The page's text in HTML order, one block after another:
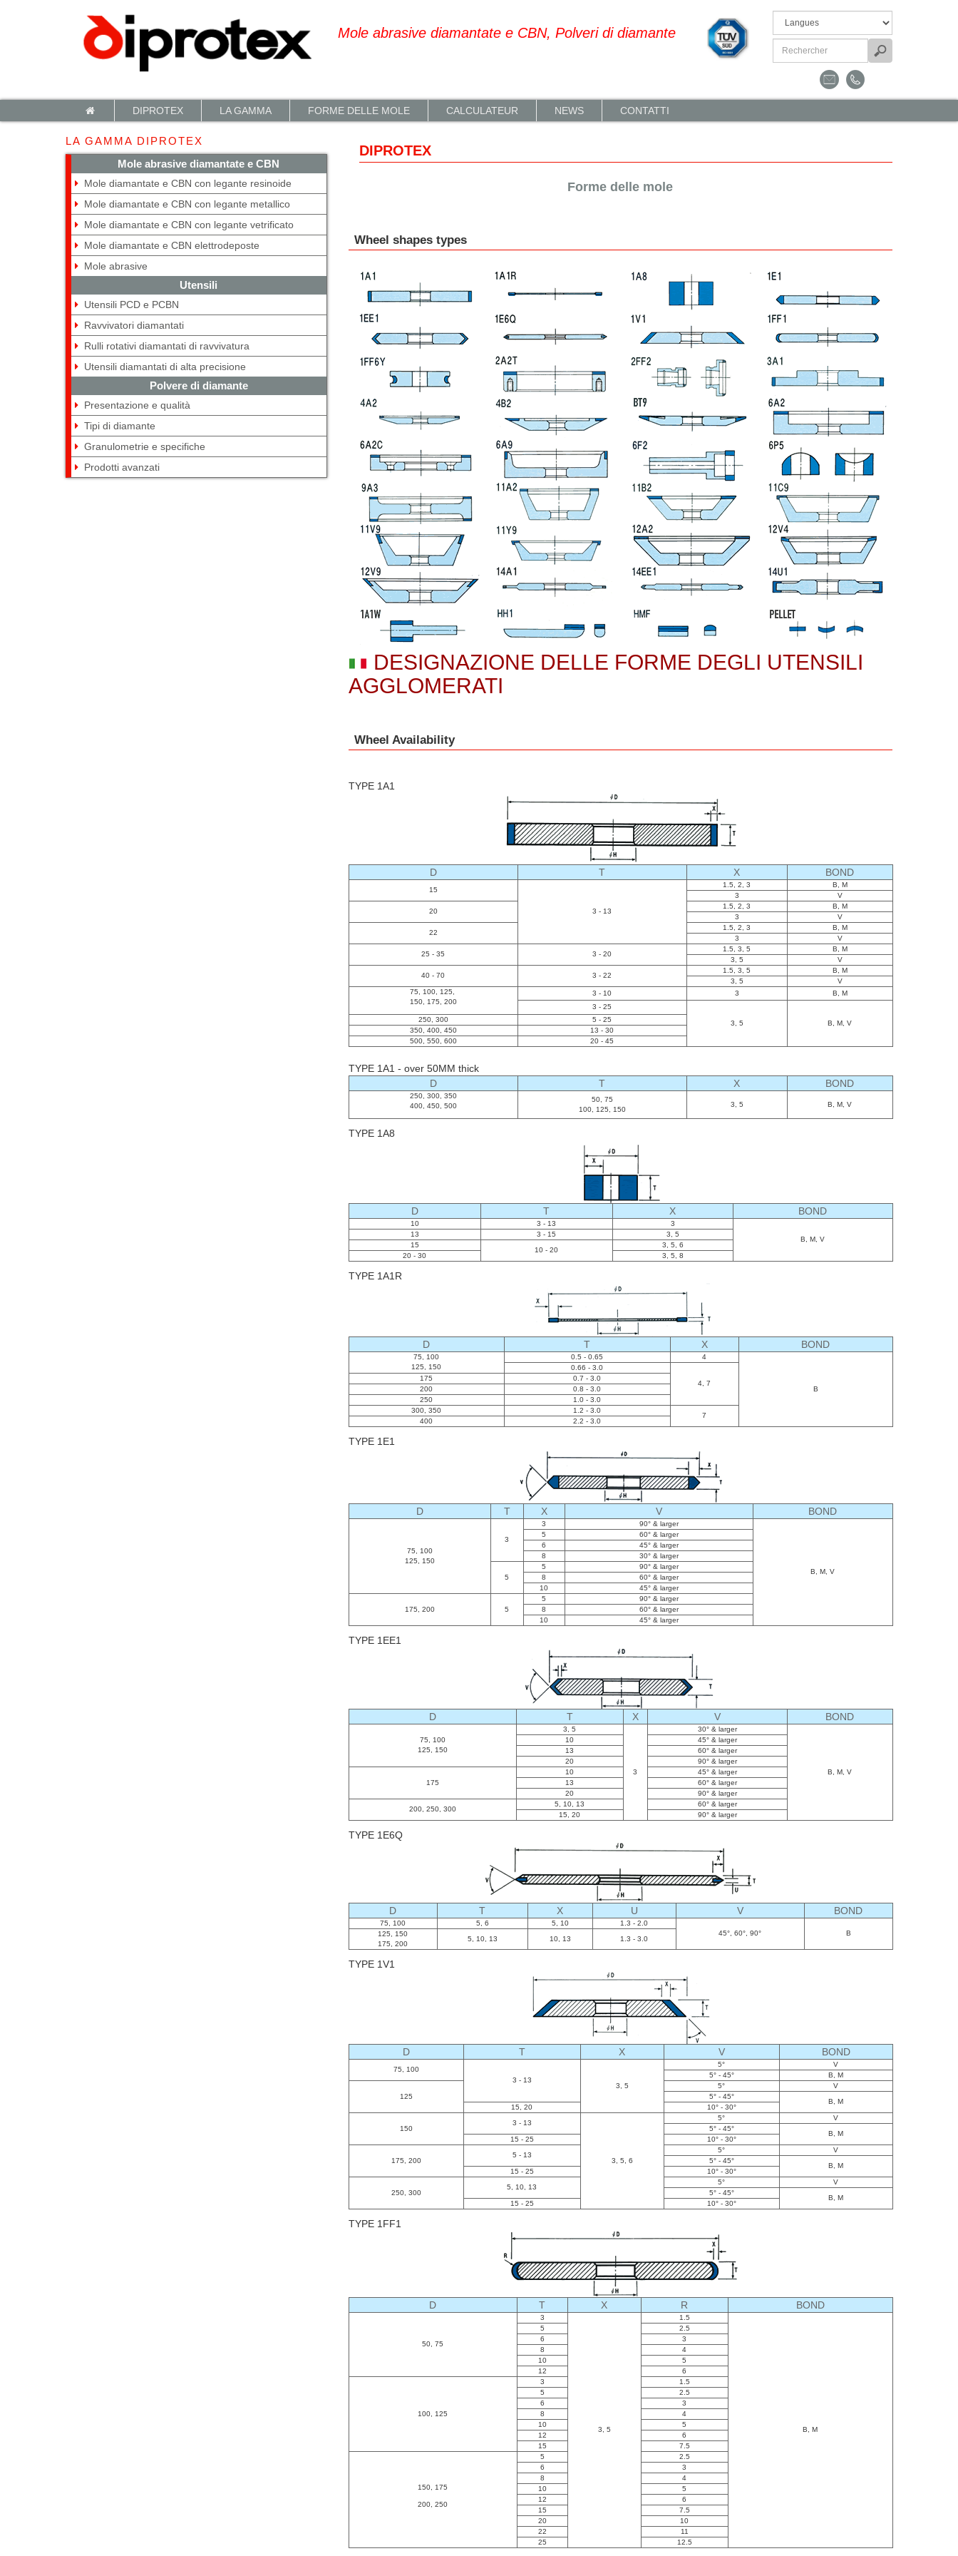
Mole abrasive diamantate e CBN, Polveri di diamante
DIPROTEX LA GAMMA FORME DELLE MOLE CALCULATEUR NEWS CONTATTI
LA GAMMA DIPROTEX
Mole abrasive diamantate e CBN
Mole diamantate e CBN con legante resinoide
Mole diamantate e CBN con legante metallico
Mole diamantate e CBN con legante vetrificato
Mole diamantate e CBN elettrodeposte
Mole abrasive
Utensili
Utensili PCD e PCBN
Ravvivatori diamantati
Rulli rotativi diamantati di ravvivatura
Utensili diamantati di alta precisione
Polvere di diamante
Presentazione e qualità
Tipi di diamante
Granulometrie e specifiche
Prodotti avanzati
DIPROTEX
Forme delle mole
Wheel shapes types
DESIGNAZIONE DELLE FORME DEGLI UTENSILI
AGGLOMERATI
Wheel Availability
TYPE 1A1
D T X BOND
15
3 - 13
1.5, 2, 3
B, M
3
V
20
1.5, 2, 3
B, M
3
V
22
1.5, 2, 3
B, M
3
V
25 - 35
3 - 20
1.5, 3, 5
B, M
3, 5
V
40 - 70
3 - 22
1.5, 3, 5
B, M
3, 5
V
75, 100, 125,
150, 175, 200
3 - 10 3
B, M
3 - 25
3, 5 B, M, V
250, 300
5 - 25
350, 400, 450
13 - 30
500, 550, 600
20 - 45
TYPE 1A1 - over 50MM thick
D
T X BOND
250, 300, 350
400, 450, 500
50, 75
100, 125, 150
3, 5 B, M, V
TYPE 1A8
D T X BOND
10 3 - 13
3
B, M, V
13 3 - 15
3, 5
15
10 - 20
3, 5, 6
20 - 30
3, 5, 8
TYPE 1A1R
D T X BOND
75, 100
125, 150
0.5 - 0.65 4
B
0.66 - 3.0
4, 7
175
0.7 - 3.0
200
0.8 - 3.0
250
1.0 - 3.0
300, 350
1.2 - 3.0
7
400 2.2 - 3.0
TYPE 1E1
D T X V BOND
75, 100
125, 150
3
3 90° & larger
B, M, V
5
60° & larger
6
45° & larger
8
30° & larger
5
5
90° & larger
8
60° & larger
10
45° & larger
175, 200 5
5
90° & larger
8
60° & larger
10
45° & larger
TYPE 1EE1
D T X V BOND
75, 100
125, 150
3, 5
3
30° & larger
B, M, V
10
45° & larger
13
60° & larger
20
90° & larger
175
10
45° & larger
13
60° & larger
20
90° & larger
200, 250, 300
5, 10, 13
60° & larger
15, 20
90° & larger
TYPE 1E6Q
D T X U V BOND
75, 100 5, 6 5, 10
1.3 - 2.0
45°, 60°, 90°
B
125, 150
175, 200
5, 10, 13 10, 13 1.3 - 3.0
TYPE 1V1
D T X V BOND
75, 100
3 - 13
3, 5
5°
V
5° - 45°
B, M
125
5°
V
5° - 45°
B, M
15, 20 10° - 30°
150
3 - 13
3, 5, 6
5°
V
5° - 45°
B, M
15 - 25 10° - 30°
175, 200
5 - 13
5°
V
5° - 45°
B, M
15 - 25 10° - 30°
250, 300
5, 10, 13
5°
V
5° - 45°
B, M
15 - 25 10° - 30°
TYPE 1FF1
D T X R BOND
50, 75
3
3, 5
1.5
B, M
5
2.5
6
3
8
4
10
5
12
6
100, 125
3
1.5
5
2.5
6
3
8
4
10
5
12
6
15
7.5
150, 175
200, 250
5
2.5
6
3
8
4
10
5
12
6
15
7.5
20
10
22
11
25
12.5